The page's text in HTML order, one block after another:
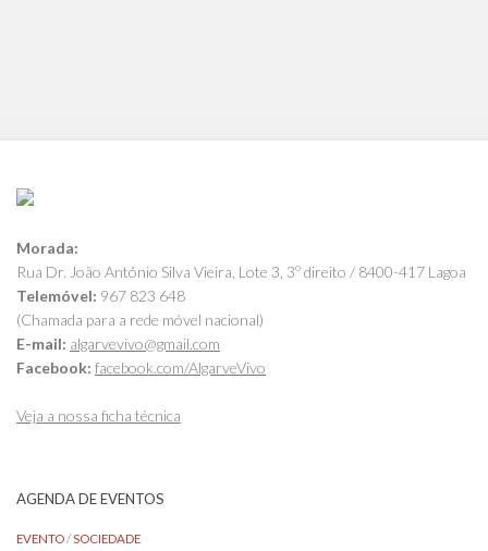
Morada:
Rua Dr. João António Silva Vieira, Lote 3, 3º direito / 8400-417 Lagoa
Telemóvel: 967 823 648
(Chamada para a rede móvel nacional)
E-mail: algarvevivo@gmail.com
Facebook: facebook.com/AlgarveVivo
Veja a nossa ficha técnica
AGENDA DE EVENTOS
EVENTO/SOCIEDADE